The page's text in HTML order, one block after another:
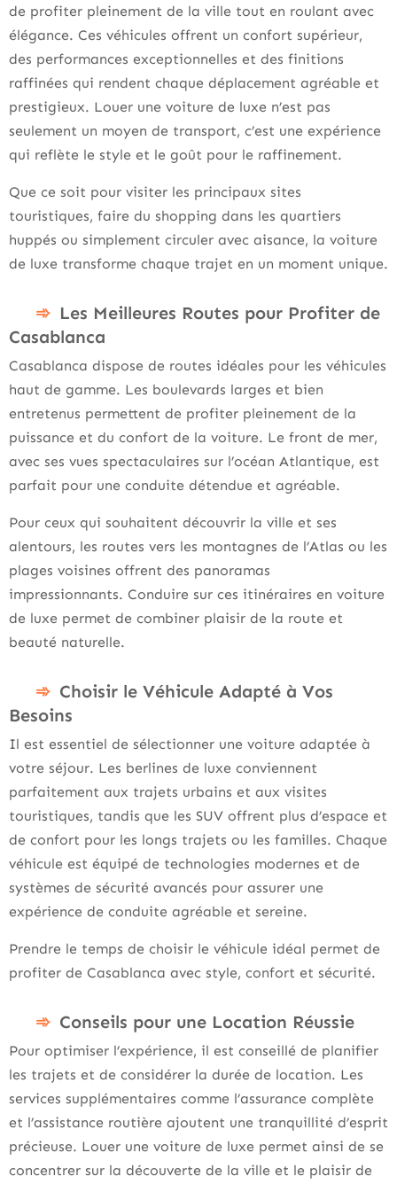
de profiter pleinement de la ville tout en roulant avec
élégance. Ces véhicules offrent un confort supérieur,
des performances exceptionnelles et des finitions
raffinées qui rendent chaque déplacement agréable et
prestigieux. Louer une voiture de luxe n’est pas
seulement un moyen de transport, c’est une expérience
qui reflète le style et le goût pour le raffinement.
Que ce soit pour visiter les principaux sites
touristiques, faire du shopping dans les quartiers
huppés ou simplement circuler avec aisance, la voiture
de luxe transforme chaque trajet en un moment unique.
Les Meilleures Routes pour Profiter de
Casablanca
Casablanca dispose de routes idéales pour les véhicules
haut de gamme. Les boulevards larges et bien
entretenus permettent de profiter pleinement de la
puissance et du confort de la voiture. Le front de mer,
avec ses vues spectaculaires sur l’océan Atlantique, est
parfait pour une conduite détendue et agréable.
Pour ceux qui souhaitent découvrir la ville et ses
alentours, les routes vers les montagnes de l’Atlas ou les
plages voisines offrent des panoramas
impressionnants. Conduire sur ces itinéraires en voiture
de luxe permet de combiner plaisir de la route et
beauté naturelle.
Choisir le Véhicule Adapté à Vos
Besoins
Il est essentiel de sélectionner une voiture adaptée à
votre séjour. Les berlines de luxe conviennent
parfaitement aux trajets urbains et aux visites
touristiques, tandis que les SUV offrent plus d’espace et
de confort pour les longs trajets ou les familles. Chaque
véhicule est équipé de technologies modernes et de
systèmes de sécurité avancés pour assurer une
expérience de conduite agréable et sereine.
Prendre le temps de choisir le véhicule idéal permet de
profiter de Casablanca avec style, confort et sécurité.
Conseils pour une Location Réussie
Pour optimiser l’expérience, il est conseillé de planifier
les trajets et de considérer la durée de location. Les
services supplémentaires comme l’assurance complète
et l’assistance routière ajoutent une tranquillité d’esprit
précieuse. Louer une voiture de luxe permet ainsi de se
concentrer sur la découverte de la ville et le plaisir de